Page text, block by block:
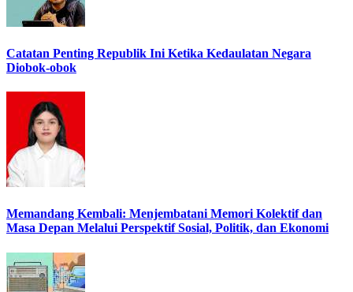
Catatan Penting Republik Ini Ketika Kedaulatan Negara
Diobok-obok
Memandang Kembali: Menjembatani Memori Kolektif dan
Masa Depan Melalui Perspektif Sosial, Politik, dan Ekonomi